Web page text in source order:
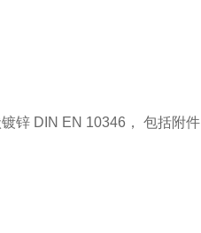
锌 DIN EN 10346， 包括附件